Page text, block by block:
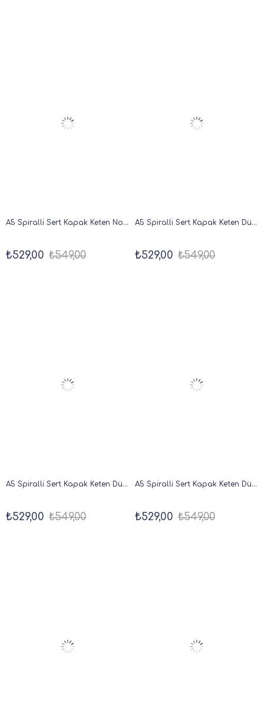
A5 Spiralli Sert Kapak Keten Noktalı Tarihsiz Not Defteri Siyah
₺529,00 ₺549,00
A5 Spiralli Sert Kapak Keten Düz Çizgisiz Tarihsiz Not Defteri Siyah
₺529,00 ₺549,00
A5 Spiralli Sert Kapak Keten Düz Çizgisiz Tarihsiz Not Defteri Pembe
₺529,00 ₺549,00
A5 Spiralli Sert Kapak Keten Düz Çizgisiz Tarihsiz Not Defteri Yeşil
₺529,00 ₺549,00